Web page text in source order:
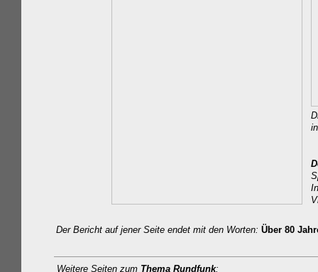
Der Bericht auf jener Seite endet mit den Worten: Über 80
Weitere Seiten zum Thema Rundfunk: